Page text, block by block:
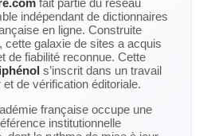
fait partie du réseau
indépendant de dictionnaires
en ligne. Construite
cette galaxie de sites a acquis
de fiabilité reconnue. Cette
s’inscrit dans un travail
de vérification éditoriale.
française occupe une
institutionnelle